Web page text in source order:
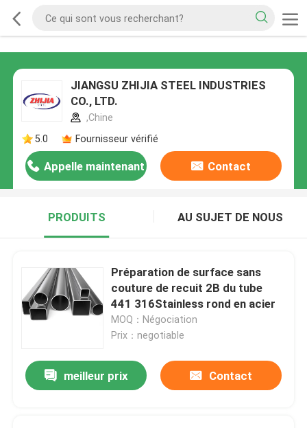
JIANGSU ZHIJIA STEEL INDUSTRIES
CO., LTD.
,Chine
5.0
Fournisseur vérifié
Appelle maintenant Contact
PRODUITS AU SUJET DE NOUS
Préparation de surface sans
couture de recuit 2B du tube
441 316Stainless rond en acier
MOQ：Négociation
Prix：negotiable
meilleur prix Contact